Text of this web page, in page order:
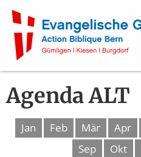
Agenda ALT
Jan Feb Mär Apr
Sep
Okt